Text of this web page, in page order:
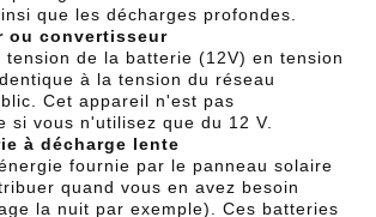
que les décharges profondes.
ou convertisseur
tension de la batterie (12V) en tension
à la tension du réseau
Cet appareil n'est pas
si vous n'utilisez que du 12 V.
à décharge lente
fournie par le panneau solaire
quand vous en avez besoin
la nuit par exemple). Ces batteries